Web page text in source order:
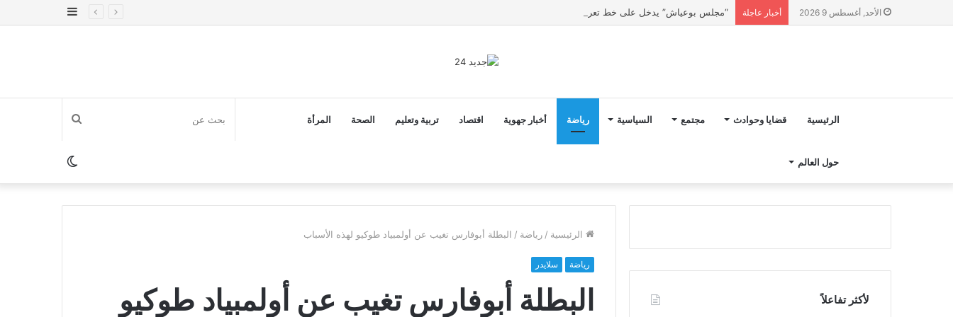
الأحد, أغسطس 9 2026 أخبار عاجلة “مجلس بوعياش” يدخل على خط تعرض شاب لتهديد من فرد القوات العمومية
إضافة
الرئيسية قضايا وحوادث مجتمع السياسية رياضة أخبار جهوية اقتصاد تربية وتعليم الصحة المرأة
حول العالم
بحث
عنالوضع
المظلم
الرئيسية / رياضة / البطلة أبوفارس تغيب عن أولمبياد طوكيو لهذه الأسباب
رياضة سلايدر
البطلة أبوفارس تغيب عن أولمبياد طوكيو
لأكثر تفاعلاً